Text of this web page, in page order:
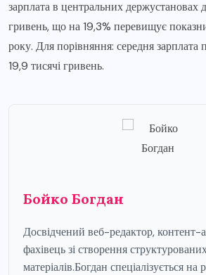
зарплата в центральних держустановах
гривень, що на 19,3% перевищує
року. Для порівняння: середня зарплата
19,9 тисячі гривень.
Бойко Богдан
Досвідчений веб-редактор, контент-
фахівець зі створення
матеріалів.Богдан спеціалізується на